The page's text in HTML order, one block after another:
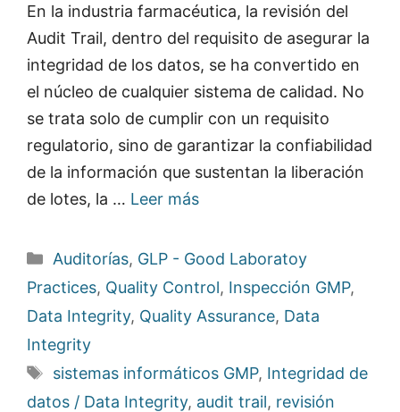
En la industria farmacéutica, la revisión del
Audit Trail, dentro del requisito de asegurar la
integridad de los datos, se ha convertido en
el núcleo de cualquier sistema de calidad. No
se trata solo de cumplir con un requisito
regulatorio, sino de garantizar la confiabilidad
de la información que sustentan la liberación
de lotes, la … Leer más
Categorías
Auditorías, GLP - Good Laboratoy
Practices, Quality Control, Inspección GMP,
Data Integrity, Quality Assurance, Data
Integrity
Etiquetas
sistemas informáticos GMP, Integridad de
datos / Data Integrity, audit trail, revisión